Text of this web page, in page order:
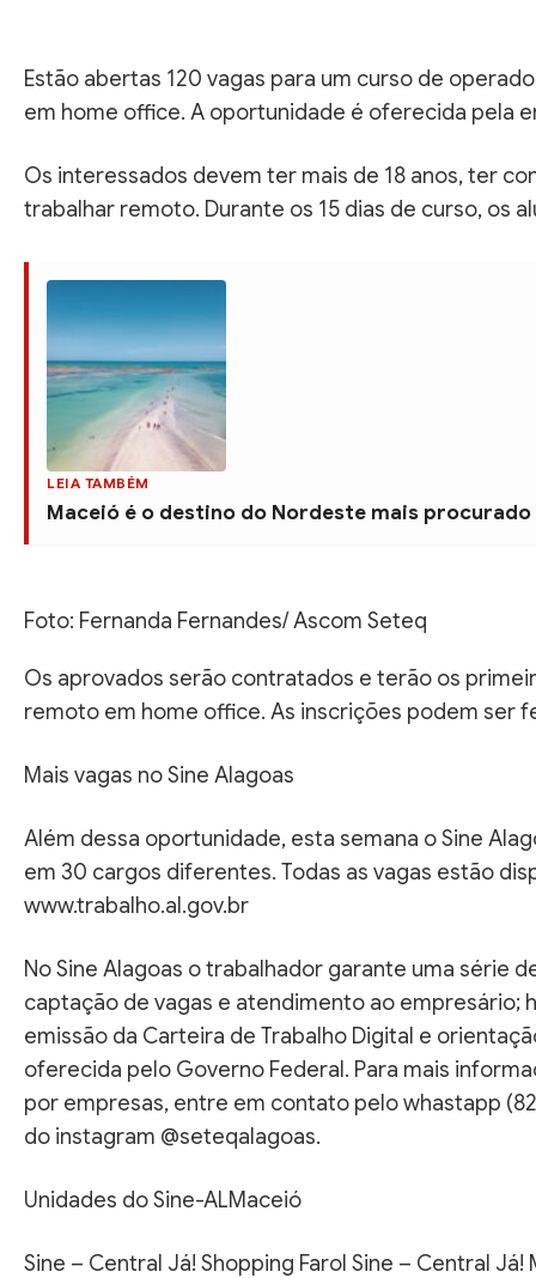
Estão abertas 120 vagas para um curso de
em home office. A oportunidade é oferecida pela
Os interessados devem ter mais de 18 anos, ter
trabalhar remoto. Durante os 15 dias de curso, os
LEIA TAMBÉM
Maceió é o destino do Nordeste mais
Foto: Fernanda Fernandes/ Ascom Seteq
Os aprovados serão contratados e terão os
remoto em home office. As inscrições podem ser
Mais vagas no Sine Alagoas
Além dessa oportunidade, esta semana o Sine
em 30 cargos diferentes. Todas as vagas estão
www.trabalho.al.gov.br
No Sine Alagoas o trabalhador garante uma série
captação de vagas e atendimento ao
emissão da Carteira de Trabalho Digital e
oferecida pelo Governo Federal. Para mais
por empresas, entre em contato pelo whastapp
do instagram @seteqalagoas.
Unidades do Sine-ALMaceió
Sine – Central Já! Shopping Farol Sine – Central